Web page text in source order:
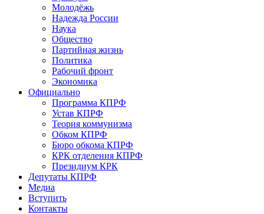
Молодёжь
Надежда России
Наука
Общество
Партийная жизнь
Политика
Рабочий фронт
Экономика
Официально
Программа КПРФ
Устав КПРФ
Теория коммунизма
Обком КПРФ
Бюро обкома КПРФ
КРК отделения КПРФ
Президиум КРК
Депутаты КПРФ
Медиа
Вступить
Контакты